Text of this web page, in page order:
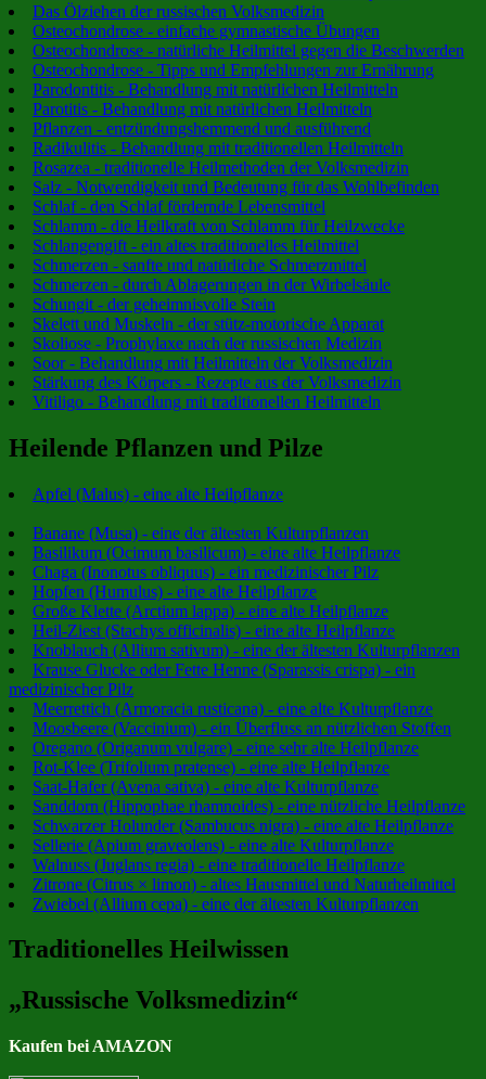
Das Ölziehen der russischen Volksmedizin
Osteochondrose - einfache gymnastische Übungen
Osteochondrose - natürliche Heilmittel gegen die Beschwerden
Osteochondrose - Tipps und Empfehlungen zur Ernährung
Parodontitis - Behandlung mit natürlichen Heilmitteln
Parotitis - Behandlung mit natürlichen Heilmitteln
Pflanzen - entzündungshemmend und ausführend
Radikulitis - Behandlung mit traditionellen Heilmitteln
Rosazea - traditionelle Heilmethoden der Volksmedizin
Salz - Notwendigkeit und Bedeutung für das Wohlbefinden
Schlaf - den Schlaf fördernde Lebensmittel
Schlamm - die Heilkraft von Schlamm für Heilzwecke
Schlangengift - ein altes traditionelles Heilmittel
Schmerzen - sanfte und natürliche Schmerzmittel
Schmerzen - durch Ablagerungen in der Wirbelsäule
Schungit - der geheimnisvolle Stein
Skelett und Muskeln - der stütz-motorische Apparat
Skoliose - Prophylaxe nach der russischen Medizin
Soor - Behandlung mit Heilmitteln der Volksmedizin
Stärkung des Körpers - Rezepte aus der Volksmedizin
Vitiligo - Behandlung mit traditionellen Heilmitteln
Heilende Pflanzen und Pilze
Apfel (Malus) - eine alte Heilpflanze
Banane (Musa) - eine der ältesten Kulturpflanzen
Basilikum (Ocimum basilicum) - eine alte Heilpflanze
Chaga (Inonotus obliquus) - ein medizinischer Pilz
Hopfen (Humulus) - eine alte Heilpflanze
Große Klette (Arctium lappa) - eine alte Heilpflanze
Heil-Ziest (Stachys officinalis) - eine alte Heilpflanze
Knoblauch (Allium sativum) - eine der ältesten Kulturpflanzen
Krause Glucke oder Fette Henne (Sparassis crispa) - ein
medizinischer Pilz
Meerrettich (Armoracia rusticana) - eine alte Kulturpflanze
Moosbeere (Vaccinium) - ein Überfluss an nützlichen Stoffen
Oregano (Origanum vulgare) - eine sehr alte Heilpflanze
Rot-Klee (Trifolium pratense) - eine alte Heilpflanze
Saat-Hafer (Avena sativa) - eine alte Kulturpflanze
Sanddorn (Hippophae rhamnoides) - eine nützliche Heilpflanze
Schwarzer Holunder (Sambucus nigra) - eine alte Heilpflanze
Sellerie (Apium graveolens) - eine alte Kulturpflanze
Walnuss (Juglans regia) - eine traditionelle Heilpflanze
Zitrone (Citrus × limon) - altes Hausmittel und Naturheilmittel
Zwiebel (Allium cepa) - eine der ältesten Kulturpflanzen
Traditionelles Heilwissen
„Russische Volksmedizin“
Kaufen bei AMAZON